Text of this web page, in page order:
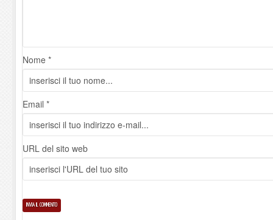
Nome *
Email *
URL del sito web